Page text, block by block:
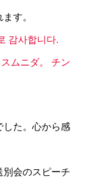
す。
감사합니다.
ムニダ。 チン
した。心から感
別会のスピーチ